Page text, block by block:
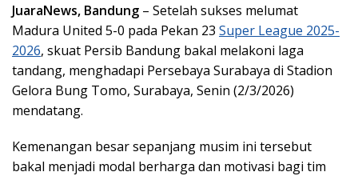
JuaraNews, Bandung – Setelah sukses melumat
Madura United 5-0 pada Pekan 23 Super League 2025-
2026, skuat Persib Bandung bakal melakoni laga
tandang, menghadapi Persebaya Surabaya di Stadion
Gelora Bung Tomo, Surabaya, Senin (2/3/2026)
mendatang.
Kemenangan besar sepanjang musim ini tersebut
bakal menjadi modal berharga dan motivasi bagi tim